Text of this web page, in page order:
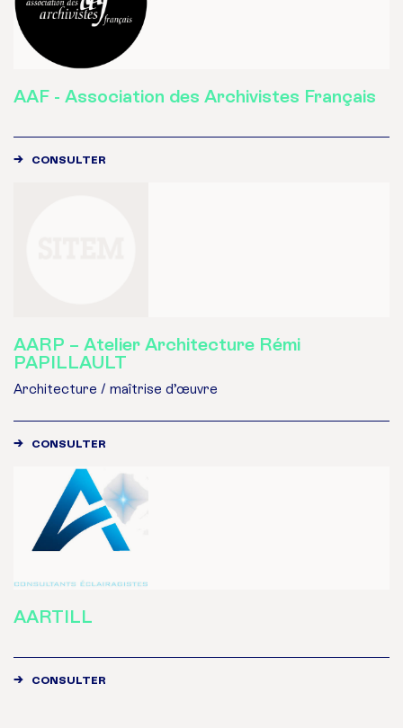
AAF - Association des Archi­vis­tes Fran­çais
CONSULTER
AARP – Atelier Architecture Rémi
PAPILLAULT
Architecture / maîtrise d’œuvre
CONSULTER
AARTILL
CONSULTER